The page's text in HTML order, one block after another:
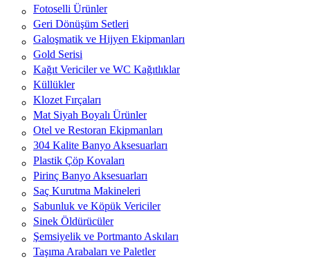
Fotoselli Ürünler
Geri Dönüşüm Setleri
Galoşmatik ve Hijyen Ekipmanları
Gold Serisi
Kağıt Vericiler ve WC Kağıtlıklar
Küllükler
Klozet Fırçaları
Mat Siyah Boyalı Ürünler
Otel ve Restoran Ekipmanları
304 Kalite Banyo Aksesuarları
Plastik Çöp Kovaları
Pirinç Banyo Aksesuarları
Saç Kurutma Makineleri
Sabunluk ve Köpük Vericiler
Sinek Öldürücüler
Şemsiyelik ve Portmanto Askıları
Taşıma Arabaları ve Paletler